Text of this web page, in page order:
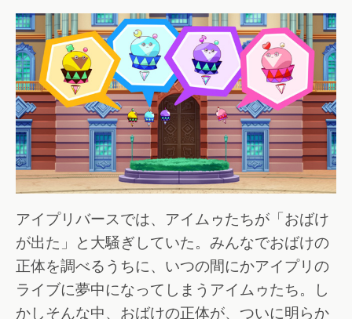
アイプリバースでは、アイムゥたちが「おばけ
が出た」と大騒ぎしていた。みんなでおばけの
正体を調べるうちに、いつの間にかアイプリの
ライブに夢中になってしまうアイムゥたち。し
かしそんな中、おばけの正体が、ついに明らか